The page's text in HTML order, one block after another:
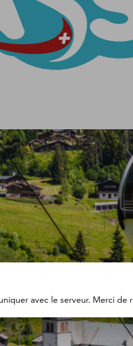
avec le serveur. Merci de